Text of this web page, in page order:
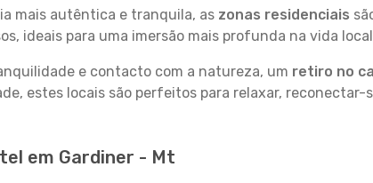
mais autêntica e tranquila, as zonas residenciais
ideais para uma imersão mais profunda na vida
e contacto com a natureza, um retiro no
estes locais são perfeitos para relaxar,
em Gardiner - Mt